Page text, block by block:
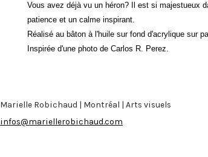
Vous avez déjà vu un héron? Il est si majestueux
patience et un calme inspirant.
Réalisé au bâton à l'huile sur fond d'acrylique sur
Inspirée d'une photo de Carlos R. Perez.
Marielle Robichaud | Montréal | Arts visuels
infos@mariellerobichaud.com